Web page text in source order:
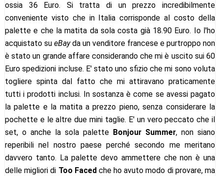
ossia 36 Euro. Si tratta di un prezzo incredibilmente
conveniente visto che in Italia corrisponde al costo della
palette e che la matita da sola costa già 18.90 Euro. Io l'ho
acquistato su eBayda un venditore francese e purtroppo non
è stato un grande affare considerando che mi è uscito sui 60
Euro spedizioni incluse. E' stato uno sfizio che mi sono voluta
togliere spinta dal fatto che mi attiravano praticamente
tutti i prodotti inclusi. In sostanza è come se avessi pagato
la palette e la matita a prezzo pieno, senza considerare la
pochette e le altre due mini taglie. E' un vero peccato che il
set, o anche la sola palette Bonjour Summer, non siano
reperibili nel nostro paese perché secondo me meritano
davvero tanto. La palette devo ammettere che non è una
delle migliori di Too Faced che ho avuto modo di provare, ma